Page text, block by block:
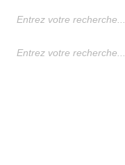
de
de